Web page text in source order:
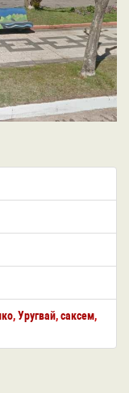
,Уругвай,саксем,